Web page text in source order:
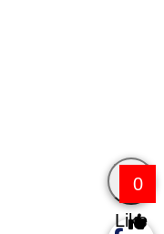
0
Like